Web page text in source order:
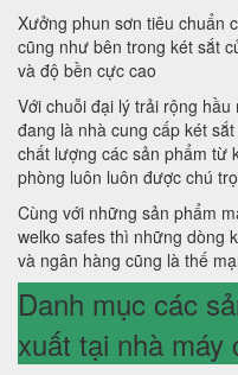
Xưởng phun sơn tiêu chuẩn
cũng như bên trong két sắt
và độ bền cực cao
Với chuỗi đại lý trải rộng
đang là nhà cung cấp két
chất lượng các sản phẩm từ
phòng luôn luôn được chú
Cùng với những sản phẩm
welko safes thì những dòng
và ngân hàng cũng là thế
Danh mục các
xuất tại nhà máy